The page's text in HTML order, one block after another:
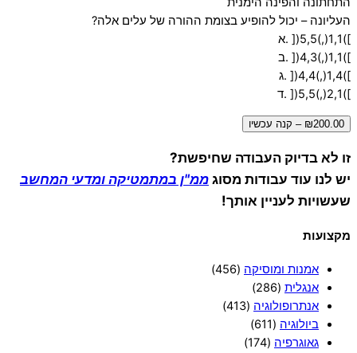
העליונה – יכול להופיע בצומת ההורה של עלים אלה?
])1,1(,)5,5([ .א
])1,1(,)4,3([ .ב
])1,4(,)4,4([ .ג
])2,1(,)5,5([ .ד
₪200.00 – קנה עכשיו
זו לא בדיוק העבודה שחיפשת?
יש לנו עוד עבודות מסוגממ"ן במתמטיקה ומדעי המחשב
שעשויות לעניין אותך!
מקצועות
אמנות ומוסיקה (456)
אנגלית (286)
אנתרופולוגיה (413)
ביולוגיה (611)
גאוגרפיה (174)